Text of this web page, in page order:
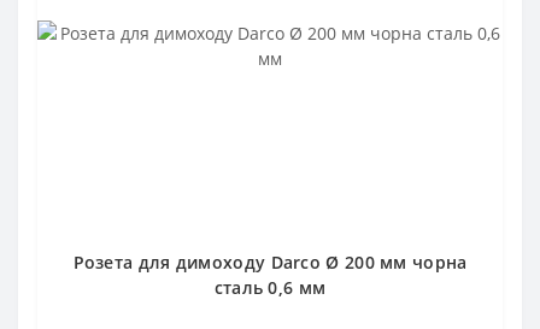
Розета для димоходу Darco Ø 200 мм чорна
сталь 0,6 мм